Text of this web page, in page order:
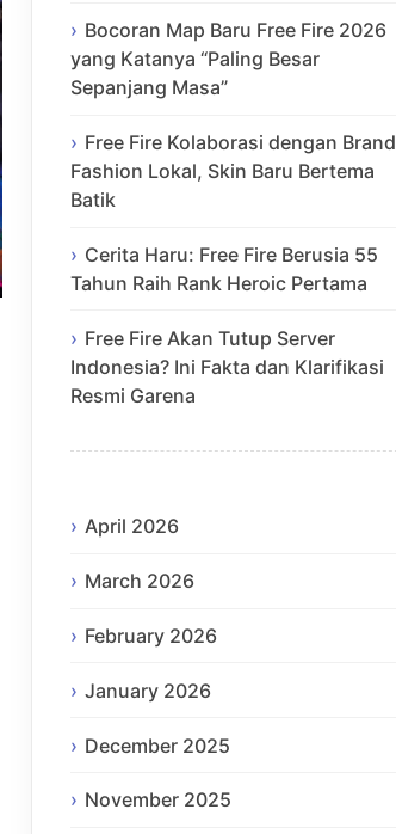
Bocoran Map Baru Free Fire 2026
yang Katanya “Paling Besar
Sepanjang Masa”
Free Fire Kolaborasi dengan Brand
Fashion Lokal, Skin Baru Bertema
Batik
Cerita Haru: Free Fire Berusia 55
Tahun Raih Rank Heroic Pertama
Free Fire Akan Tutup Server
Indonesia? Ini Fakta dan Klarifikasi
Resmi Garena
April 2026
March 2026
February 2026
January 2026
December 2025
November 2025